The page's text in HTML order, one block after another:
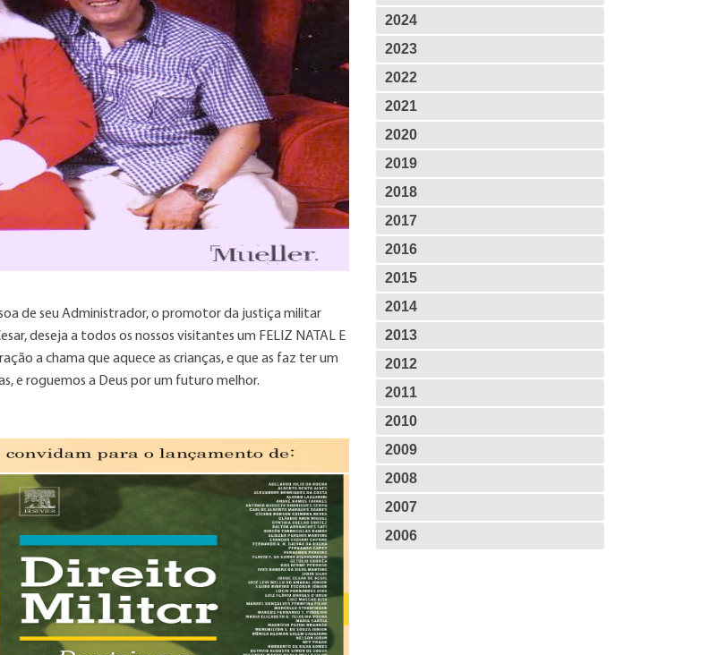
de seu Administrador, o promotor da justiça militar
deseja a todos os nossos visitantes um FELIZ NATAL E
a chama que aquece as crianças, e que as faz ter um
e roguemos a Deus por um futuro melhor.
2024
2023
2022
2021
2020
2019
2018
2017
2016
2015
2014
2013
2012
2011
2010
2009
2008
2007
2006